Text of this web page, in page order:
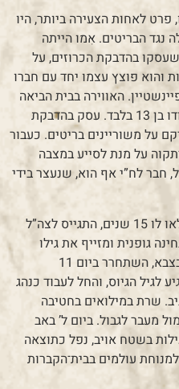
לאחות הצעירה ביותר, היו
הבריטים. אִמו הייתה
בהדבקת הכרוזים, על
והוא פוצץ עצמו יחד עם חברו
האווירה בבית הביאה
גם את יחזקאל להתגייס ללח”י בעודו בן 13 בלבד. עסק בהדבקת
על משוריינים בריטים. כעבור
על מנת לסייע במצבה
לח”י אף הוא, שנעצר בידי
ביום 4 באוקטובר 1948, כשאך מלאו לו 15 שנים, התגייס לצה”ל
גופנית ומזייף את גילו
בלשכת הגיוס. הוא שרת שנתיים בצבא, השתחרר ביום 11
הגיע לגיל הגיוס, והחל לעבוד כנהג
שרת במילואים בחטיבה
מעבר לגבול. ביום ל’ באב
1956, בעת פעילות בשטח אויב, נפל כתוצאה
עולמים בבית־הקברות